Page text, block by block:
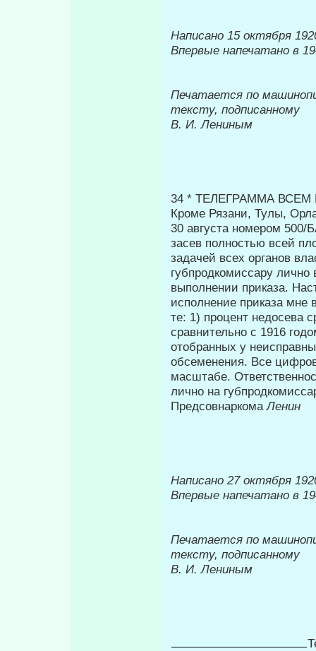
Написано 15 октября
Впервые напечатано в
Печатается по
тексту, подписанному
В. И. Лениным
34 * ТЕЛЕГРАММА
Кроме Рязани, Тулы,
30 августа номером 500/
засев пол­ностью всей
задачей всех органов
губпродкомиссару лично
выполнении приказа.
исполнение приказа
те: 1) процент недосева
сравнительно с 1916
отобранных у
обсеменения. Все
масштабе.
лично на
ПредсовнаркомаЛенин
Написано 27 октября
Впервые напечатано в
Печатается по
тексту, подписанному
В. И. Лениным